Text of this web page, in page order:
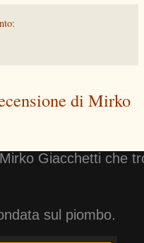
di Mirko
Giacchetti che
sul piombo.